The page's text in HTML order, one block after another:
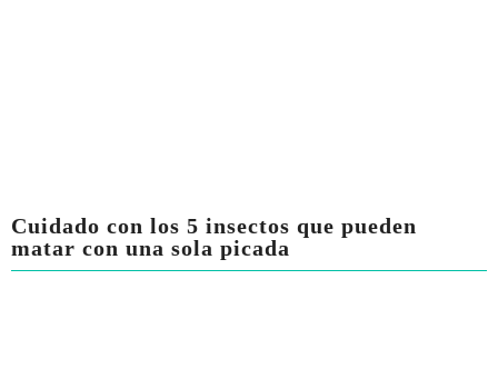
Cuidado con los 5 insectos que pueden
matar con una sola picada